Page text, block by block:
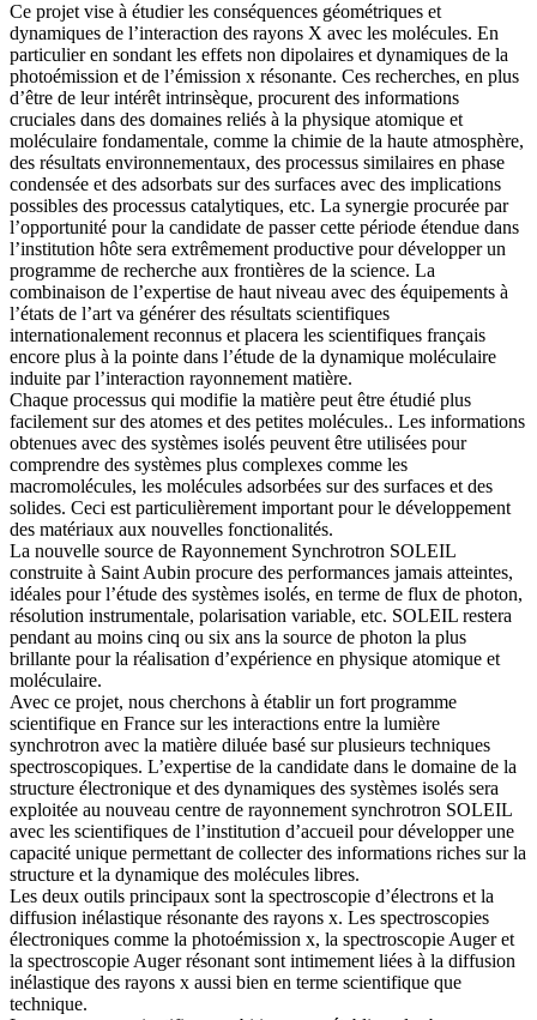
Ce projet vise à étudier les conséquences géométriques et
dynamiques de l’interaction des rayons X avec les molécules. En
particulier en sondant les effets non dipolaires et dynamiques de la
photoémission et de l’émission x résonante. Ces recherches, en plus
d’être de leur intérêt intrinsèque, procurent des informations
cruciales dans des domaines reliés à la physique atomique et
moléculaire fondamentale, comme la chimie de la haute atmosphère,
des résultats environnementaux, des processus similaires en phase
condensée et des adsorbats sur des surfaces avec des implications
possibles des processus catalytiques, etc. La synergie procurée par
l’opportunité pour la candidate de passer cette période étendue dans
l’institution hôte sera extrêmement productive pour développer un
programme de recherche aux frontières de la science. La
combinaison de l’expertise de haut niveau avec des équipements à
l’états de l’art va générer des résultats scientifiques
internationalement reconnus et placera les scientifiques français
encore plus à la pointe dans l’étude de la dynamique moléculaire
induite par l’interaction rayonnement matière.
Chaque processus qui modifie la matière peut être étudié plus
facilement sur des atomes et des petites molécules.. Les informations
obtenues avec des systèmes isolés peuvent être utilisées pour
comprendre des systèmes plus complexes comme les
macromolécules, les molécules adsorbées sur des surfaces et des
solides. Ceci est particulièrement important pour le développement
des matériaux aux nouvelles fonctionalités.
La nouvelle source de Rayonnement Synchrotron SOLEIL
construite à Saint Aubin procure des performances jamais atteintes,
idéales pour l’étude des systèmes isolés, en terme de flux de photon,
résolution instrumentale, polarisation variable, etc. SOLEIL restera
pendant au moins cinq ou six ans la source de photon la plus
brillante pour la réalisation d’expérience en physique atomique et
moléculaire.
Avec ce projet, nous cherchons à établir un fort programme
scientifique en France sur les interactions entre la lumière
synchrotron avec la matière diluée basé sur plusieurs techniques
spectroscopiques. L’expertise de la candidate dans le domaine de la
structure électronique et des dynamiques des systèmes isolés sera
exploitée au nouveau centre de rayonnement synchrotron SOLEIL
avec les scientifiques de l’institution d’accueil pour développer une
capacité unique permettant de collecter des informations riches sur la
structure et la dynamique des molécules libres.
Les deux outils principaux sont la spectroscopie d’électrons et la
diffusion inélastique résonante des rayons x. Les spectroscopies
électroniques comme la photoémission x, la spectroscopie Auger et
la spectroscopie Auger résonant sont intimement liées à la diffusion
inélastique des rayons x aussi bien en terme scientifique que
technique.